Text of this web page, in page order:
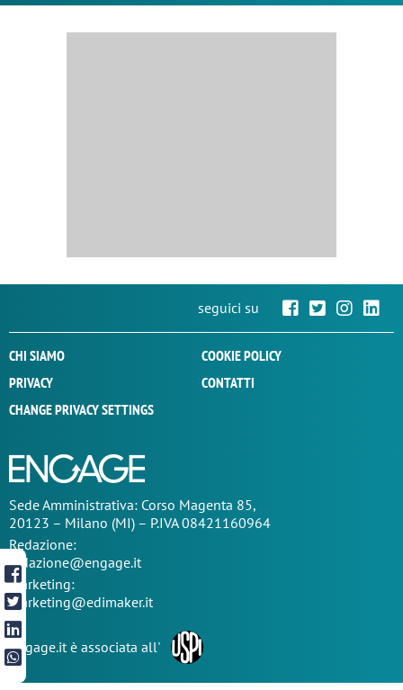
seguici su
CHI SIAMO
COOKIE POLICY
PRIVACY
CONTATTI
CHANGE PRIVACY SETTINGS
SedeAmministrativa: Corso Magenta 85,
20123 – Milano (MI) – P.IVA 08421160964
Redazione:
redazione@engage.it
Marketing:
marketing@edimaker.it
Engage.it è associata all'